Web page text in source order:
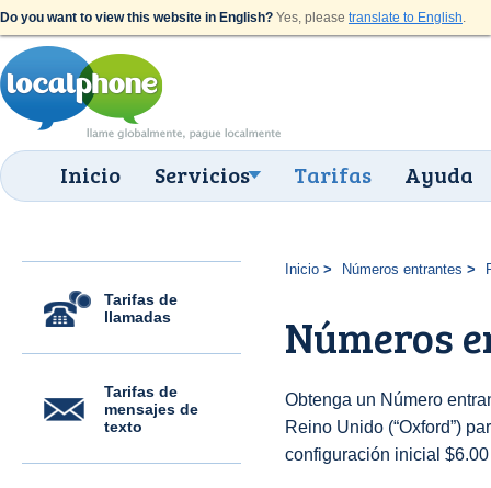
Do you want to view this website in English? Yes, please translate to English.
Inicio Servicios Tarifas Ayuda
Tarifas de
llamadas
Tarifas de
mensajes de
texto
Inicio Números entrantes
Números
Obtenga un Número
Reino Unido (“Oxford”)
configuración inicial